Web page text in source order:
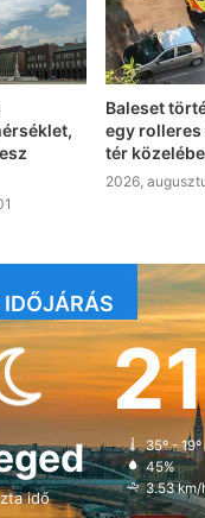
Baleset
egy rolleres
tér
2026,
idő
35º - 19º
45%
3.53 km/